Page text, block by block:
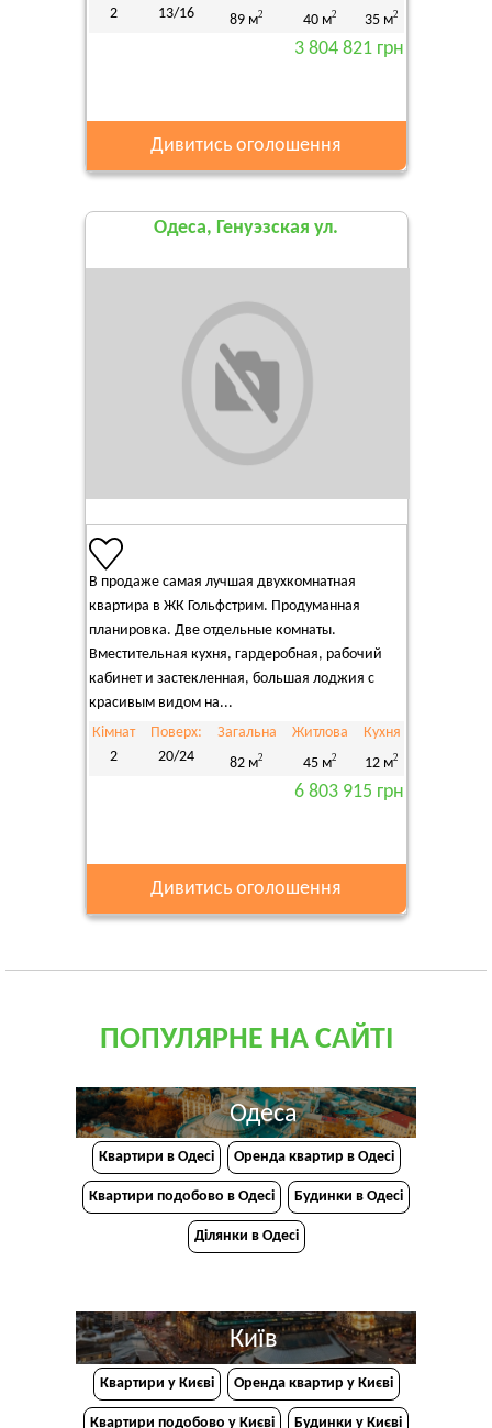
2
13/16
89 м2
40 м2
35 м2
3 804 821 грн
Дивитись оголошення
Одеса, Генуэзская ул.
В продаже самая лучшая двухкомнатная
квартира в ЖК Гольфстрим. Продуманная
планировка. Две отдельные комнаты.
Вместительная кухня, гардеробная, рабочий
кабинет и застекленная, большая лоджия с
красивым видом на...
Кімнат
2
Поверх:
20/24
Загальна
82 м2
Житлова
45 м2
Кухня
12 м2
6 803 915 грн
Дивитись оголошення
ПОПУЛЯРНЕ НА САЙТІ
Одеса
Квартири в Одесі Оренда квартир в Одесі
Квартири подобово в Одесі Будинки в Одесі
Ділянки в Одесі
Київ
Квартири у Києві Оренда квартир у Києві
Квартири подобово у Києві Будинки у Києві